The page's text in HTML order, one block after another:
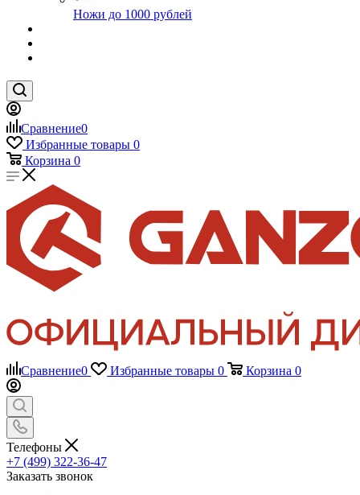
Ножи до 1000 рублей
Сравнение0
Избранные товары 0
Корзина 0
Сравнение0 Избранные товары 0 Корзина 0
Телефоны
+7 (499) 322-36-47
Заказать звонок